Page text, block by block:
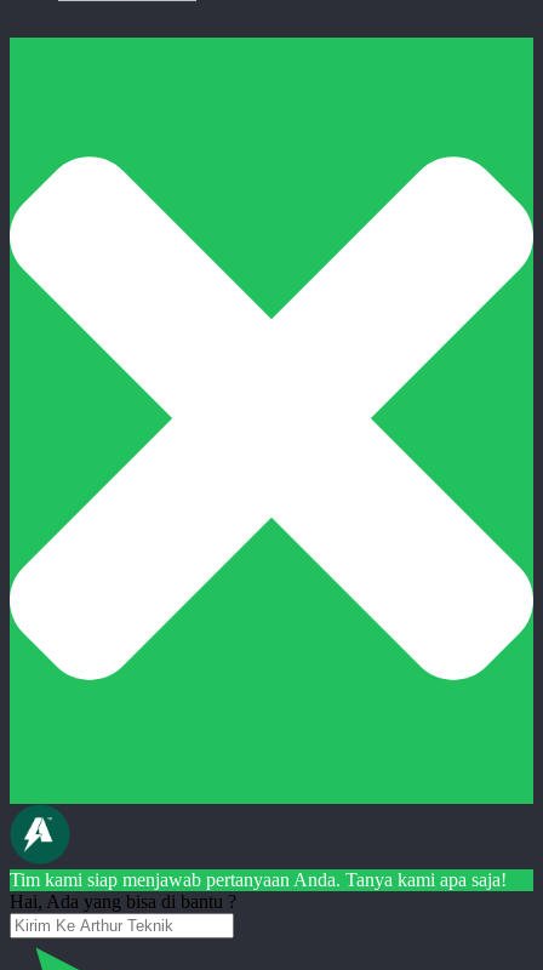
Tim kami siap menjawab pertanyaan Anda. Tanya kami apa saja!
Hai, Ada yang bisa di bantu ?